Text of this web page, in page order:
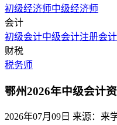
初级经济师中级经济师
会计
初级会计中级会计注册会
财税
税务师
鄂州2026年中级会计
2026年07月09日 来源：来